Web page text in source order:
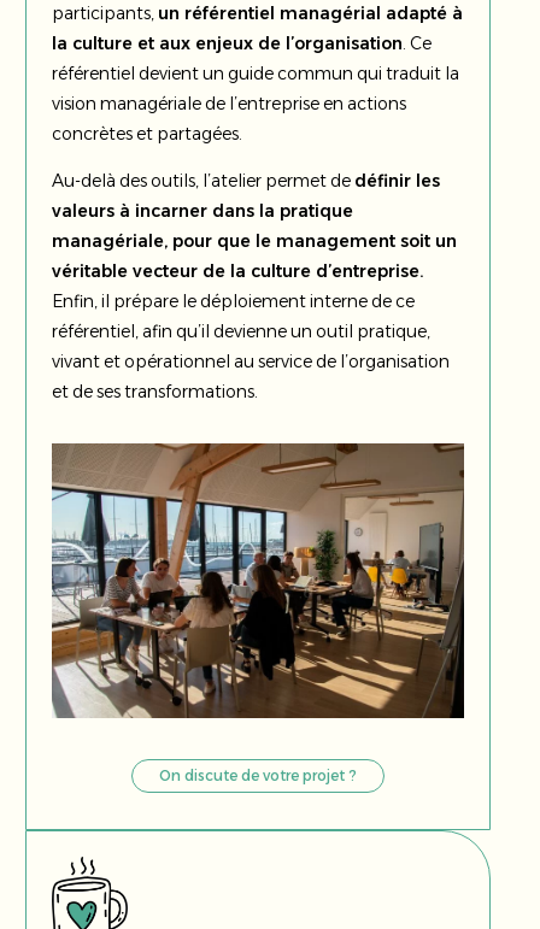
participants, un référentiel managérial adapté à
la culture et aux enjeux de l’organisation. Ce
référentiel devient un guide commun qui traduit la
vision managériale de l’entreprise en actions
concrètes et partagées.
Au-delà des outils, l’atelier permet de définir les
valeurs à incarner dans la pratique
managériale, pour que le management soit un
véritable vecteur de la culture d’entreprise.
Enfin, il prépare le déploiement interne de ce
référentiel, afin qu’il devienne un outil pratique,
vivant et opérationnel au service de l’organisation
et de ses transformations.
On discute de votre projet ?